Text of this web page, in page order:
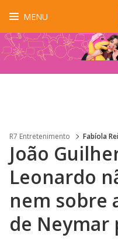
MENU
R7 Entretenimento Fabíola
João
Leonardo
nem sobre
de Neymar